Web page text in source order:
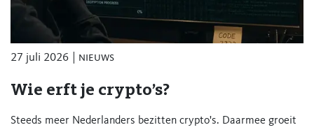
27 juli 2026 nieuws
Wie erft je crypto’s?
Steeds meer Nederlanders bezitten crypto's. Daarmee groeit